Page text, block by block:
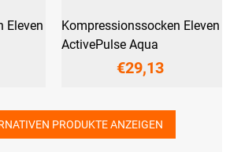
Eleven
Kompressionssocken Eleven
ActivePulse Aqua
€29,13
PRODUKTE ANZEIGEN